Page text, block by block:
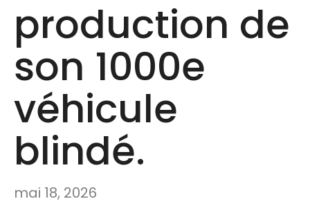
production de
son 1000e
véhicule
blindé.
mai 18, 2026